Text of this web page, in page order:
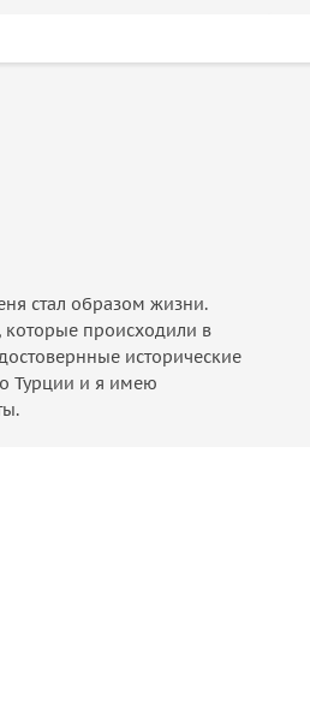
стал образом жизни.
происходили в
исторические
Турции и я имею